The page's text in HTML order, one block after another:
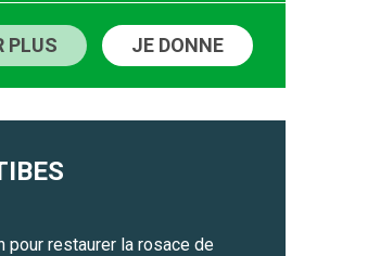
PLUS JE DONNE
pour restaurer la rosace de